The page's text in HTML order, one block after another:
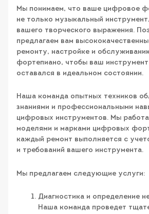
Мы понимаем, что ваше цифровое
не только музыкальный
вашего творческого выражения.
предлагаем вам
ремонту, настройке и
фортепиано, чтобы ваш инструмент
оставался в идеальном состоянии.
Наша команда опытных техников
знаниями и профессиональными
цифровых инструментов. Мы
моделями и марками цифровых
каждый ремонт выполняется с
и требований вашего инструмента.
Мы предлагаем следующие услуги:
Диагностика и определение
Наша команда проведет